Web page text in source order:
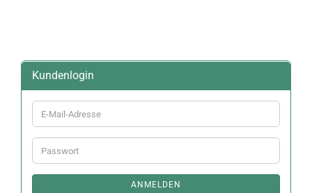
Kundenlogin
E-
Mail-
Adresse
Passwort
ANMELDEN